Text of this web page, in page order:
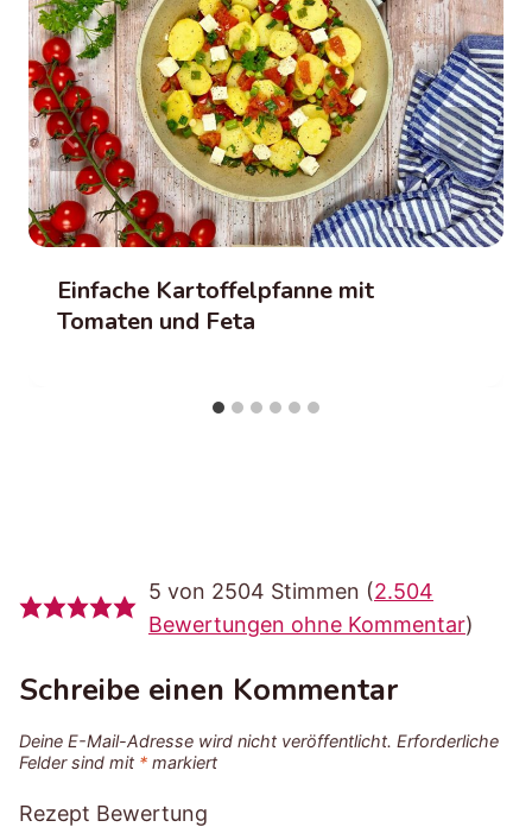
Einfache Kartoffelpfanne mit
Tomaten und Feta
5 von 2504 Stimmen (2.504
Bewertungen ohne Kommentar)
Schreibe einen Kommentar
Deine E-Mail-Adresse wird nicht veröffentlicht. Erforderliche
Felder sind mit * markiert
Rezept Bewertung